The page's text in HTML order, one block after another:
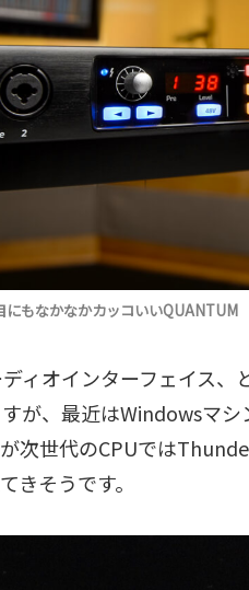
もなかなかカッコいいQUANTUM
ィオインターフェイス、
が、最近はWindowsマ
次世代のCPUでは
きそうです。